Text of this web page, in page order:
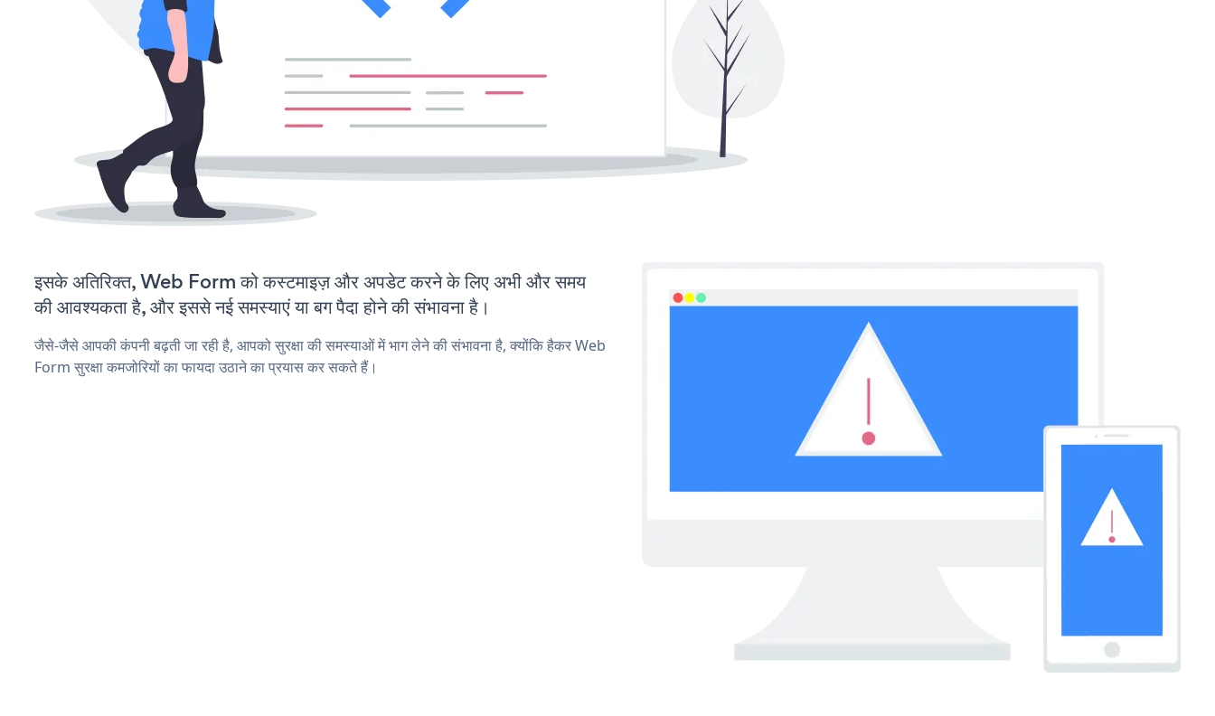
इसके अतिरिक्त, Web Form को कस्टमाइज़ और अपडेट करने के लिए अभी और समय
की आवश्यकता है, और इससे नई समस्याएं या बग पैदा होने की संभावना है।
जैसे-जैसे आपकी कंपनी बढ़ती जा रही है, आपको सुरक्षा की समस्याओं में भाग लेने की संभावना है, क्योंकि हैकर Web
Form सुरक्षा कमजोरियों का फायदा उठाने का प्रयास कर सकते हैं।